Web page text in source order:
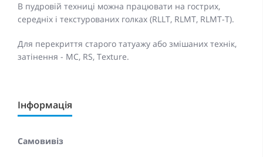
В пудровій техниці можна працювати на гострих,
середніх і текстурованих голках (RLLT, RLMT, RLMT-T).
Для перекриття старого татуажу або змішаних технік,
затінення - МС, RS, Texture.
Інформація
Самовивіз